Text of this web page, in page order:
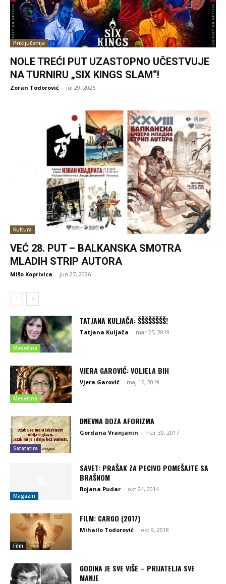
Priključenija
NOLE TREĆI PUT UZASTOPNO UČESTVUJE
NA TURNIRU „SIX KINGS SLAM“!
Zoran Todorović - jul 29, 2026
Kultura
VEĆ 28. PUT – BALKANSKA SMOTRA
MLADIH STRIP AUTORA
Mišo Koprivica - jun 27, 2026
Mesečina
TATJANA KULJAČA: ŠŠŠŠŠŠŠŠ!
Tatjana Kuljača - mar 25, 2019
Mesečina
VJERA GAROVIĆ: VOLJELA BIH
Vjera Garović - maj 16, 2019
Satatatira
DNEVNA DOZA AFORIZMA
Gordana Vranjanin - mar 30, 2017
Magazin
SAVET: PRAŠAK ZA PECIVO POMEŠAJTE SA
BRAŠNOM
Bojana Pudar - okt 24, 2014
Film
FILM: CARGO (2017)
Mihailo Todorović - okt 9, 2018
GODINA JE SVE VIŠE – PRIJATELJA SVE
MANJE